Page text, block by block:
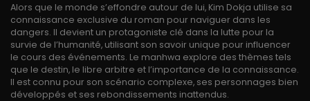
Alors que le monde s’effondre autour de lui, Kim Dokja utilise sa
connaissance exclusive du roman pour naviguer dans les
dangers. Il devient un protagoniste clé dans la lutte pour la
survie de l’humanité, utilisant son savoir unique pour influencer
le cours des événements. Le manhwa explore des thèmes tels
que le destin, le libre arbitre et l’importance de la connaissance.
Il est connu pour son scénario complexe, ses personnages bien
développés et ses rebondissements inattendus.